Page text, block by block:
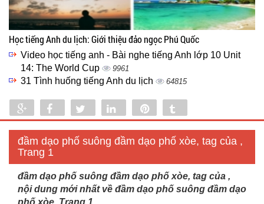
Học tiếng Anh du lịch: Giới thiệu đảo ngọc Phú Quốc
Video học tiếng anh - Bài nghe tiếng Anh lớp 10 Unit
14: The World Cup
9961
31 Tình huống tiếng Anh du lịch 64815
Share Share Tweet Share
đầm dạo phố suông đầm dạo phố xòe, tag của ,
Trang 1
đầm dạo phố suông đầm dạo phố xòe, tag của ,
nội dung mới nhất về đầm dạo phố suông đầm dạo
phố xòe, Trang 1